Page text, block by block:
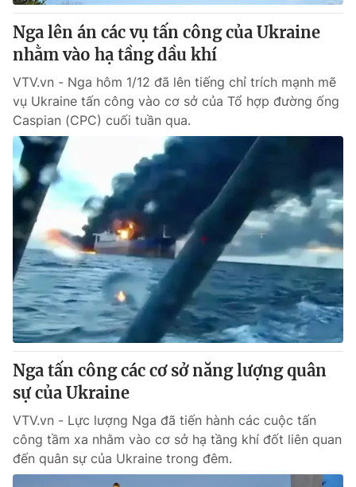
Chuyên mục khác
Emagazine Podcast
Photo Infographic
Video Shorts video
VTV Money VTV Thể thao
VTV Sức khoẻ Bất động sản
Thị trường 24h Tấm lòng Việt
VTV4 Vươn mình bằng AI
VTV9 VTV8
Liên hệ tòa soạn
Nga lên án các vụ tấn công của Ukraine
nhằm vào hạ tầng dầu khí
VTV.vn - Nga hôm 1/12 đã lên tiếng chỉ trích mạnh mẽ
vụ Ukraine tấn công vào cơ sở của Tổ hợp đường ống
Caspian (CPC) cuối tuần qua.
Nga tấn công các cơ sở năng lượng quân
sự của Ukraine
VTV.vn - Lực lượng Nga đã tiến hành các cuộc tấn
công tầm xa nhằm vào cơ sở hạ tầng khí đốt liên quan
đến quân sự của Ukraine trong đêm.